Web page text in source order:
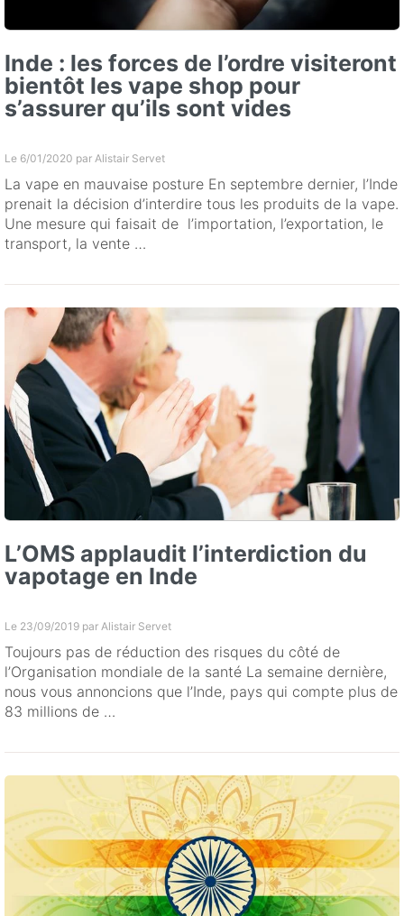
Inde : les forces de l’ordre visiteront
bientôt les vape shop pour
s’assurer qu’ils sont vides
Le 6/01/2020 par Alistair Servet
La vape en mauvaise posture En septembre dernier, l’Inde
prenait la décision d’interdire tous les produits de la vape.
Une mesure qui faisait de l’importation, l’exportation, le
transport, la vente …
L’OMS applaudit l’interdiction du
vapotage en Inde
Le 23/09/2019 par Alistair Servet
Toujours pas de réduction des risques du côté de
l’Organisation mondiale de la santé La semaine dernière,
nous vous annoncions que l’Inde, pays qui compte plus de
83 millions de …